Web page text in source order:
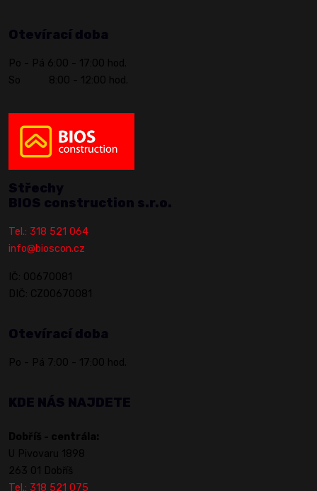
Otevírací doba
Po - Pá 6:00 - 17:00 hod.
So 8:00 - 12:00 hod.
Střechy
BIOS construction s.r.o.
Tel.: 318 521 064
info@bioscon.cz
IČ: 00670081
DIČ: CZ00670081
Otevírací doba
Po - Pá 7:00 - 17:00 hod.
KDE NÁS NAJDETE
Dobříš - centrála:
U Pivovaru 1898
263 01 Dobříš
Tel.: 318 521 075